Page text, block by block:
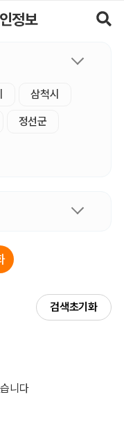
정보
삼척시
정선군
검색초기화
니다